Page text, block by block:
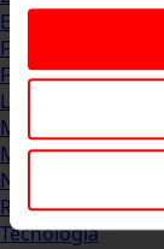
Empresas
Finanzas
Formación &
Luxury
Management
Marketing &
Negocios
Recursos
Tecnología